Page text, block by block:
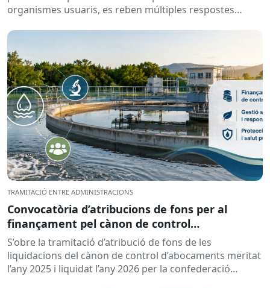
organismes usuaris, es reben múltiples respostes
TRAMITACIÓ ENTRE ADMINISTRACIONS
Convocatòria d’atribucions de fons per al
finançament pel cànon de control
d’abocaments meritat l’any 2025 i liquidat l’any
2026
S’obre la tramitació d’atribució de fons de les
liquidacions del cànon de control d’abocaments meritat
l’any 2025 i liquidat l’any 2026 per la confederació